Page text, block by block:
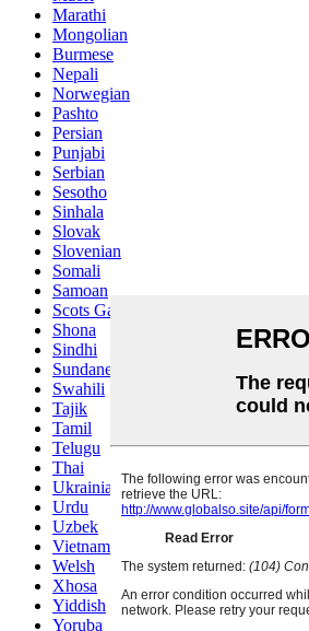
Marathi
Mongolian
Burmese
Nepali
Norwegian
Pashto
Persian
Punjabi
Serbian
Sesotho
Sinhala
Slovak
Slovenian
Somali
Samoan
Scots Gaelic
Shona
Sindhi
Sundanese
Swahili
Tajik
Tamil
Telugu
Thai
Ukrainian
Urdu
Uzbek
Vietnamese
Welsh
Xhosa
Yiddish
Yoruba